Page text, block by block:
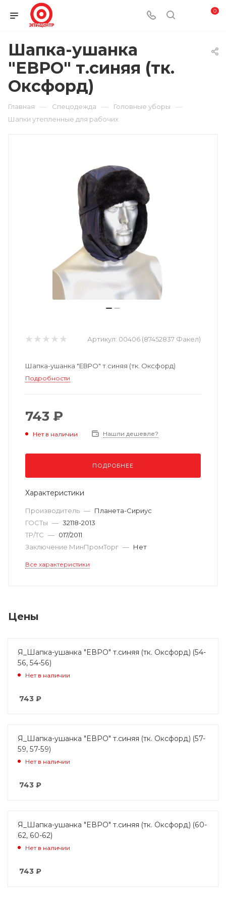
0
Шапка-ушанка
"ЕВРО" т.синяя (тк.
Оксфорд)
Главная — Спецодежда — Головные уборы —
Шапки утепленные для рабочих
Артикул: 00406 (87452837 Факел)
Шапка-ушанка "ЕВРО" т.синяя (тк. Оксфорд)
Подробности
743 ₽
Нет в наличии Нашли дешевле?
ПОДРОБНЕЕ
Характеристики
Производитель — Планета-Сириус
ГОСТы — 32118-2013
ТР/ТС — 017/2011
Заключение МинПромТорг — Нет
Все характеристики
Цены
Я_Шапка-ушанка "ЕВРО" т.синяя (тк. Оксфорд) (54-
56, 54-56)
Нет в наличии
743 ₽
Я_Шапка-ушанка "ЕВРО" т.синяя (тк. Оксфорд) (57-
59, 57-59)
Нет в наличии
743 ₽
Я_Шапка-ушанка "ЕВРО" т.синяя (тк. Оксфорд) (60-
62, 60-62)
Нет в наличии
743 ₽